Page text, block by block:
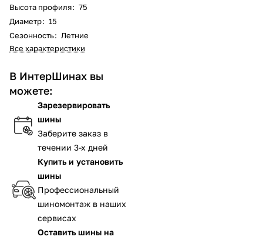
Высота профиля: 75
Диаметр: 15
Сезонность: Летние
Все характеристики
В ИнтерШинах вы
можете:
Зарезервировать
шины
Заберите заказ в
течении 3-х дней
Купить и установить
шины
Профессиональный
шиномонтаж в наших
сервисах
Оставить шины на